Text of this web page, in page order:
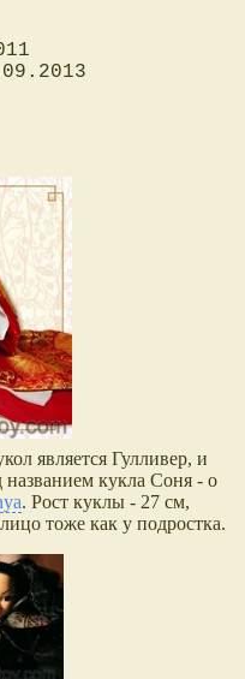
является Гулливер, и
кукла Соня - о
. Рост куклы - 27 см,
тоже как у подростка.